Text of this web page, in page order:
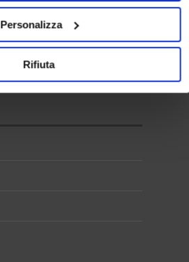
Personalizza
Rifiuta